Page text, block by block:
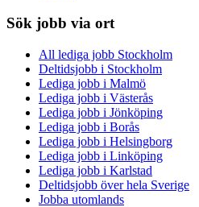
Sök jobb via ort
All lediga jobb Stockholm
Deltidsjobb i Stockholm
Lediga jobb i Malmö
Lediga jobb i Västerås
Lediga jobb i Jönköping
Lediga jobb i Borås
Lediga jobb i Helsingborg
Lediga jobb i Linköping
Lediga jobb i Karlstad
Deltidsjobb över hela Sverige
Jobba utomlands